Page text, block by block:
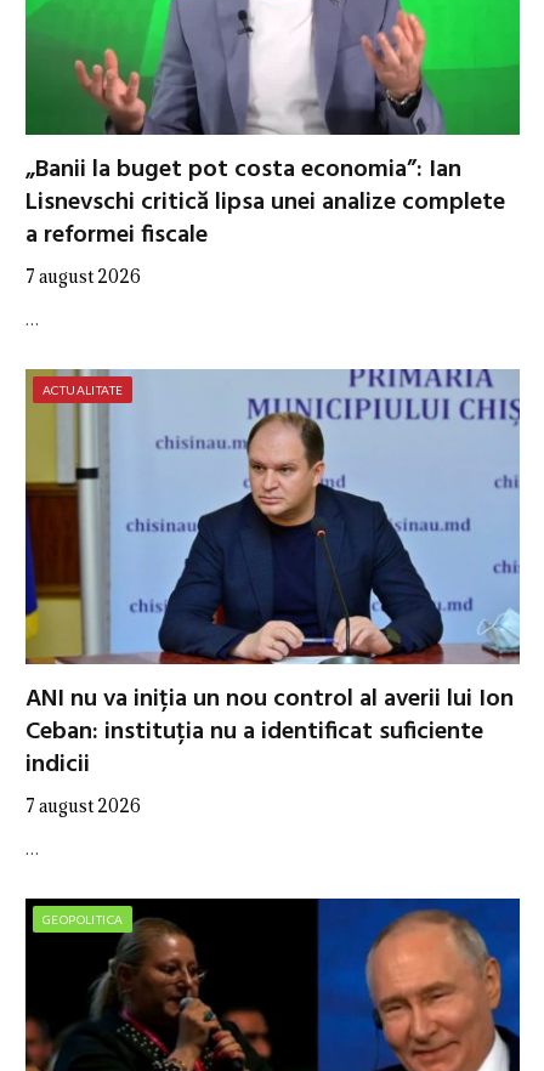
„Banii la buget pot costa economia”: Ian
Lisnevschi critică lipsa unei analize complete
a reformei fiscale
7 august 2026
…
ACTUALITATE
ANI nu va iniția un nou control al averii lui Ion
Ceban: instituția nu a identificat suficiente
indicii
7 august 2026
…
GEOPOLITICA